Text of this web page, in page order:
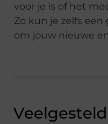
voor je is of het
Zo kun je zelfs
om jouw nieuwe